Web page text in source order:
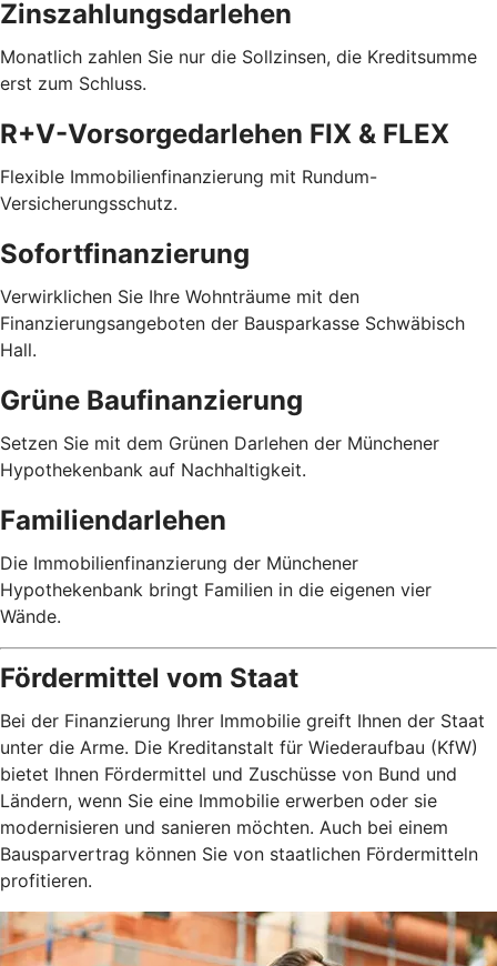
Zinszahlungsdarlehen
Monatlich zahlen Sie nur die Sollzinsen, die Kreditsumme
erst zum Schluss.
R+V-Vorsorgedarlehen FIX & FLEX
Flexible Immobilienfinanzierung mit Rundum-
Versicherungsschutz.
Sofortfinanzierung
Verwirklichen Sie Ihre Wohnträume mit den
Finanzierungsangeboten der Bausparkasse Schwäbisch
Hall.
Grüne Baufinanzierung
Setzen Sie mit dem Grünen Darlehen der Münchener
Hypothekenbank auf Nachhaltigkeit.
Familiendarlehen
Die Immobilienfinanzierung der Münchener
Hypothekenbank bringt Familien in die eigenen vier
Wände.
Fördermittel vom Staat
Bei der Finanzierung Ihrer Immobilie greift Ihnen der Staat
unter die Arme. Die Kreditanstalt für Wiederaufbau (KfW)
bietet Ihnen Fördermittel und Zuschüsse von Bund und
Ländern, wenn Sie eine Immobilie erwerben oder sie
modernisieren und sanieren möchten. Auch bei einem
Bausparvertrag können Sie von staatlichen Fördermitteln
profitieren.